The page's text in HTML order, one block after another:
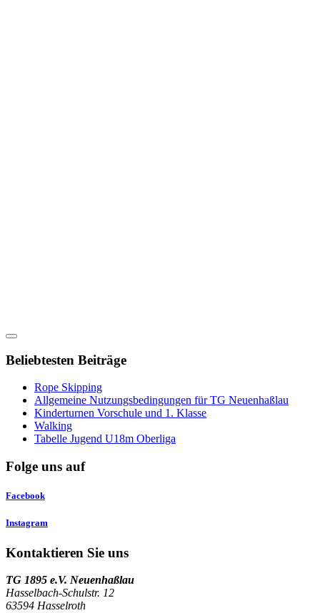
Beliebtesten Beiträge
Rope Skipping
Allgemeine Nutzungsbedingungen für TG Neuenhaßlau
Kinderturnen Vorschule und 1. Klasse
Walking
Tabelle Jugend U18m Oberliga
Folge uns auf
Facebook
Instagram
Kontaktieren Sie uns
TG 1895 e.V. Neuenhaßlau
Hasselbach-Schulstr. 12
63594 Hasselroth